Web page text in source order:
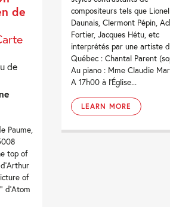
de
de
Paume,
top of
of
d’Atom
compositeurs tels que Lionel
Daunais, Clermont Pépin,
Fortier, Jacques Hétu, etc
interprétés par une artiste
Québec : Chantal Parent
Au piano : Mme Claudie
A 17h00 à l'Église...
LEARN MORE